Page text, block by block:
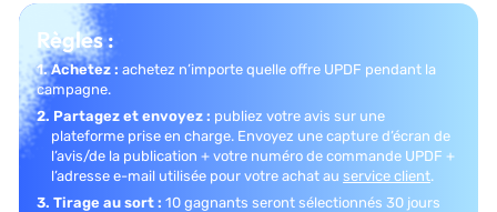
Règles :
1. Achetez : achetez n’importe quelle offre UPDF pendant la
campagne.
2. Partagez et envoyez : publiez votre avis sur une
plateforme prise en charge. Envoyez une capture d’écran de
l’avis/de la publication + votre numéro de commande UPDF +
l’adresse e-mail utilisée pour votre achat au service client.
3. Tirage au sort : 10 gagnants seront sélectionnés 30 jours